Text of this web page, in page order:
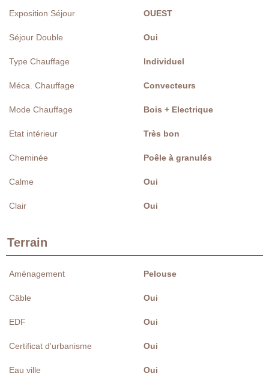
Exposition Séjour OUEST
Séjour Double Oui
Type Chauffage Individuel
Méca. Chauffage Convecteurs
Mode Chauffage Bois + Electrique
Etat intérieur Très bon
Cheminée Poêle à granulés
Calme Oui
Clair Oui
Terrain
Aménagement Pelouse
Câble Oui
EDF Oui
Certificat d'urbanisme Oui
Eau ville Oui